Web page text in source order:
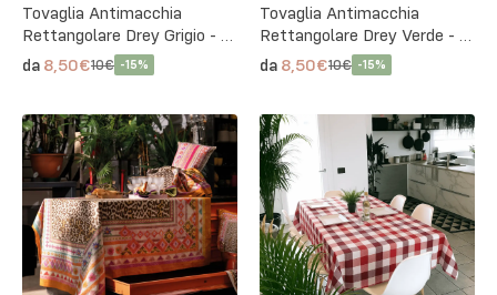
Tovaglia Antimacchia
Rettangolare Drey Grigio - 3
Misure
da 8,50€10€ -15%
Tovaglia Antimacchia
Rettangolare Drey Verde - 3
Misure
da 8,50€10€ -15%